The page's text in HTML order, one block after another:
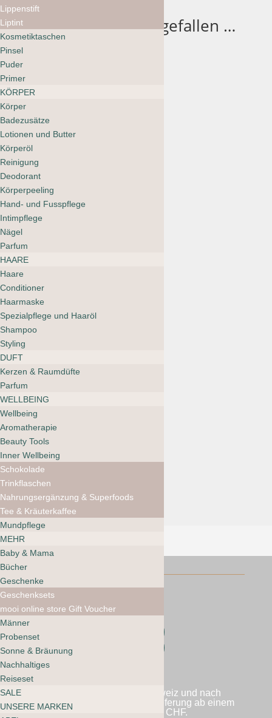
Das könnte dir auch gefallen …
Sale 20%
LILFOX Pink
Tonka + Yuzu
Celestial Salt
Soak
CHF145.00Ursprünglicher
CHF
Anima Mundi
Calm – Stress
Relief Tonic Tea
CHF
Monastery Gold
Oil Serum
CHF
YINA Bath
Ritual
CHF59.00
Wir versenden in die Schweiz und nach
Liechtenstein. Kostenlose Lieferung ab einem
Bestellwert von 60 CHF.
Lippenstift
Liptint
Kosmetiktaschen
Pinsel
Puder
Primer
KÖRPER
Körper
Badezusätze
Lotionen und Butter
Körperöl
Reinigung
Deodorant
Körperpeeling
Hand- und Fusspflege
Intimpflege
Nägel
Parfum
HAARE
Haare
Conditioner
Haarmaske
Spezialpflege und Haaröl
Shampoo
Styling
DUFT
Kerzen & Raumdüfte
Parfum
WELLBEING
Wellbeing
Aromatherapie
Beauty Tools
Inner Wellbeing
Schokolade
Trinkflaschen
Nahrungsergänzung & Superfoods
Tee & Kräuterkaffee
Mundpflege
MEHR
Baby & Mama
Bücher
Geschenke
Geschenksets
mooi online store Gift Voucher
Männer
Probenset
Sonne & Bräunung
Nachhaltiges
Reiseset
SALE
UNSERE MARKEN